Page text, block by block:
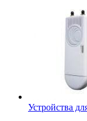
Устройства